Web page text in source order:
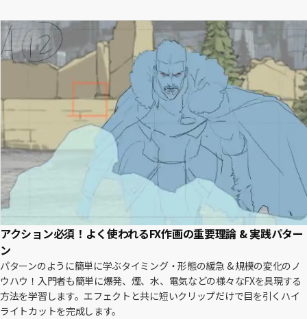
アクション必須！よく使われるFX作画の重要理論 & 実践パター
ン
パターンのように簡単に学ぶタイミング・形態の緩急 & 規模の変化のノ
ウハウ！入門者も簡単に爆発、煙、水、電気などの様々なFXを具現する
方法を学習します。エフェクトと共に短いクリップだけで目を引くハイ
ライトカットを完成します。